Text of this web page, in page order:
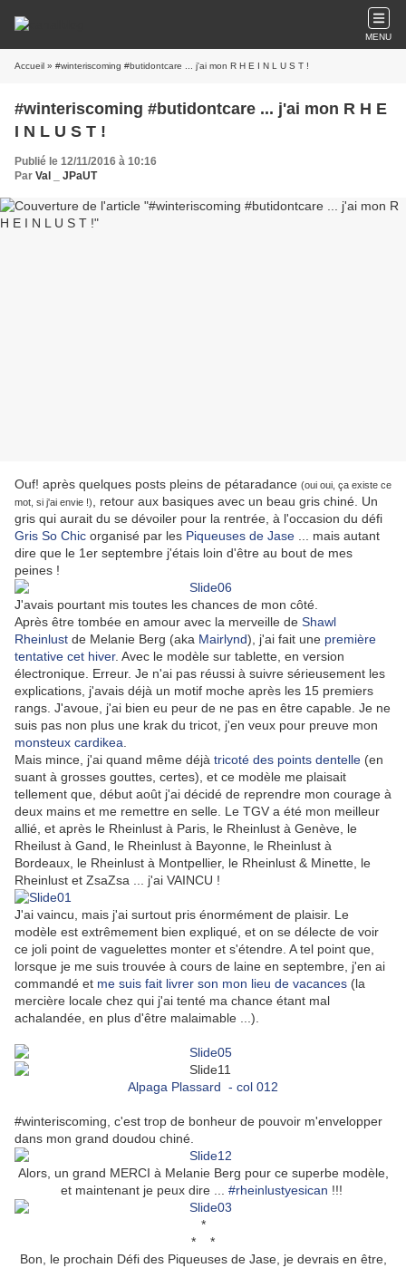
MENU
Accueil » #winteriscoming #butidontcare ... j'ai mon R H E I N L U S T !
#winteriscoming #butidontcare ... j'ai mon R H E
I N L U S T !
Publié le 12/11/2016 à 10:16
Par Val _ JPaUT
Ouf! après quelques posts pleins de pétaradance (oui oui, ça existe ce
mot, si j'ai envie !)
, retour aux basiques avec un beau gris chiné. Un
gris qui aurait du se dévoiler pour la rentrée, à l'occasion du défi
Gris So Chic organisé par les Piqueuses de Jase ... mais autant
dire que le 1er septembre j'étais loin d'être au bout de mes
peines !
J'avais pourtant mis toutes les chances de mon côté.
Après être tombée en amour avec la merveille de Shawl
Rheinlust de Melanie Berg (aka Mairlynd), j'ai fait une première
tentative cet hiver. Avec le modèle sur tablette, en version
électronique. Erreur. Je n'ai pas réussi à suivre sérieusement les
explications, j'avais déjà un motif moche après les 15 premiers
rangs. J'avoue, j'ai bien eu peur de ne pas en être capable. Je ne
suis pas non plus une krak du tricot, j'en veux pour preuve mon
monsteux cardikea
Mais mince, j'ai quand même déjà tricoté des points dentelle (en
suant à grosses gouttes, certes), et ce modèle me plaisait
tellement que, début août j'ai décidé de reprendre mon courage à
deux mains et me remettre en selle. Le TGV a été mon meilleur
allié, et après le Rheinlust à Paris, le Rheinlust à Genève, le
Rheilust à Gand, le Rheinlust à Bayonne, le Rheinlust à
Bordeaux, le Rheinlust à Montpellier, le Rheinlust & Minette, le
Rheinlust et ZsaZsa ... j'ai VAINCU !
J'ai vaincu, mais j'ai surtout pris énormément de plaisir. Le
modèle est extrêmement bien expliqué, et on se délecte de voir
ce joli point de vaguelettes monter et s'étendre. A tel point que,
lorsque je me suis trouvée à cours de laine en septembre, j'en ai
commandé et me suis fait livrer son mon lieu de vacances (la
mercière locale chez qui j'ai tenté ma chance étant mal
achalandée, en plus d'être malaimable ...).
Alpaga Plassard - col 012
#winteriscoming, c'est trop de bonheur de pouvoir m'envelopper
dans mon grand doudou chiné.
Alors, un grand MERCI à Melanie Berg pour ce superbe modèle,
et maintenant je peux dire ... #rheinlustyesican !!!
*
* *
Bon, le prochain Défi des Piqueuses de Jase, je devrais en être,